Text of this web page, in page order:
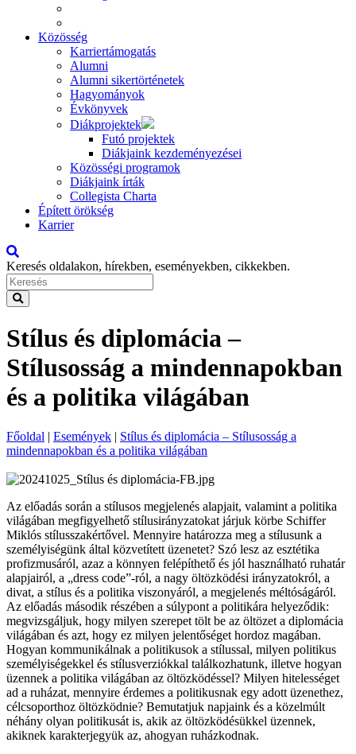
Közösség
Karriertámogatás
Alumni
Alumni sikertörténetek
Hagyományok
Évkönyvek
Diákprojektek
Futó projektek
Diákjaink kezdeményezései
Közösségi programok
Diákjaink írták
Collegista Charta
Épített örökség
Karrier
Keresés oldalakon, hírekben, eseményekben, cikkekben.
Stílus és diplomácia –
Stílusosság a mindennapokban
és a politika világában
Főoldal | Események | Stílus és diplomácia – Stílusosság a
mindennapokban és a politika világában
Az előadás során a stílusos megjelenés alapjait, valamint a politika
világában megfigyelhető stílusirányzatokat járjuk körbe Schiffer
Miklós stílusszakértővel. Mennyire határozza meg a stílusunk a
személyiségünk által közvetített üzenetet? Szó lesz az esztétika
profizmusáról, azaz a könnyen felépíthető és jól használható ruhatár
alapjairól, a „dress code”-ról, a nagy öltözködési irányzatokról, a
divat, a stílus és a politika viszonyáról, a megjelenés méltóságáról.
Az előadás második részében a súlypont a politikára helyeződik:
megvizsgáljuk, hogy milyen szerepet tölt be az öltözet a diplomácia
világában és azt, hogy ez milyen jelentőséget hordoz magában.
Hogyan kommunikálnak a politikusok a stílussal, milyen politikus
személyiségekkel és stílusverziókkal találkozhatunk, illetve hogyan
üzennek a politika világában az öltözködéssel? Milyen hitelességet
ad a ruházat, mennyire érdemes a politikusnak egy adott üzenethez,
célcsoporthoz öltözködnie? Bemutatjuk napjaink és a közelmúlt
néhány olyan politikusát is, akik az öltözködésükkel üzennek,
akiknek karakterjegyük az, ahogyan ruházkodnak.